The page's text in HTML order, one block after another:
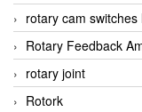
Boydcorp
BRAUN Vietnam
Brinkmann Pumpen
BRONKHORST
rotary cam
Rotary Feedback
rotary joint
Rotork